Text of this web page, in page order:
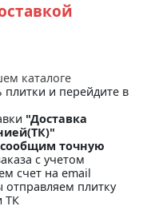
каталоге
плитки и перейдите в
"Доставка
сообщим точную
с учетом
счет на email
плитку
ТК